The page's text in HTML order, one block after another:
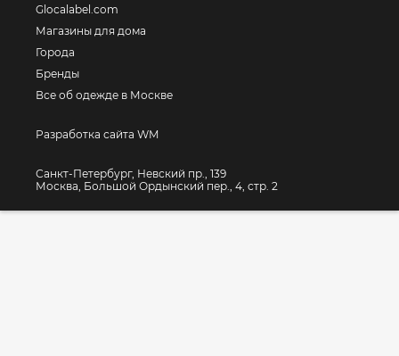
Glocalabel.com
Магазины для дома
Города
Бренды
Все об одежде в Москве
Разработка сайта WM
Санкт-Петербург, Невский пр., 139
Москва, Большой Ордынский пер., 4, стр. 2